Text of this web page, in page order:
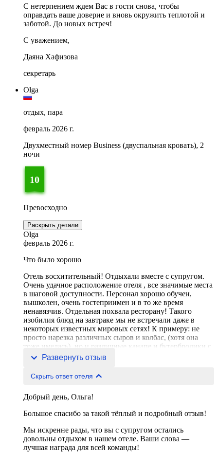
С нетерпением ждем Вас в гости снова, чтобы
оправдать ваше доверие и вновь окружить теплотой и
заботой. До новых встреч!
С уважением,
Даяна Хафизова
секретарь
Olga
отдых, пара
февраль 2026 г.
Двухместный номер Business (двуспальная кровать), 2
ночи
10
Превосходно
Раскрыть детали
Olga
февраль 2026 г.
Что было хорошо
Отель восхитительный! Отдыхали вместе с супругом.
Очень удачное расположение отеля , все значимые места
в шаговой доступности. Персонал хорошо обучен,
вышколен, очень гостеприимен и в то же время
ненавязчив. Отдельная похвала ресторану! Такого
изобилия блюд на завтраке мы не встречали даже в
некоторых известных мировых сетях! К примеру: не
просто нарезка различных сыров и колбас, (хотя она
тоже имелась), но и различные канапе и бутербродики с
лос
Развернуть отзыв
Скрыть ответ отеля
Добрый день, Ольга!
Большое спасибо за такой тёплый и подробный отзыв!
Мы искренне рады, что вы с супругом остались
довольны отдыхом в нашем отеле. Ваши слова —
лучшая награда для всей команды!